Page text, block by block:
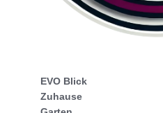
EVO Blick
Zuhause